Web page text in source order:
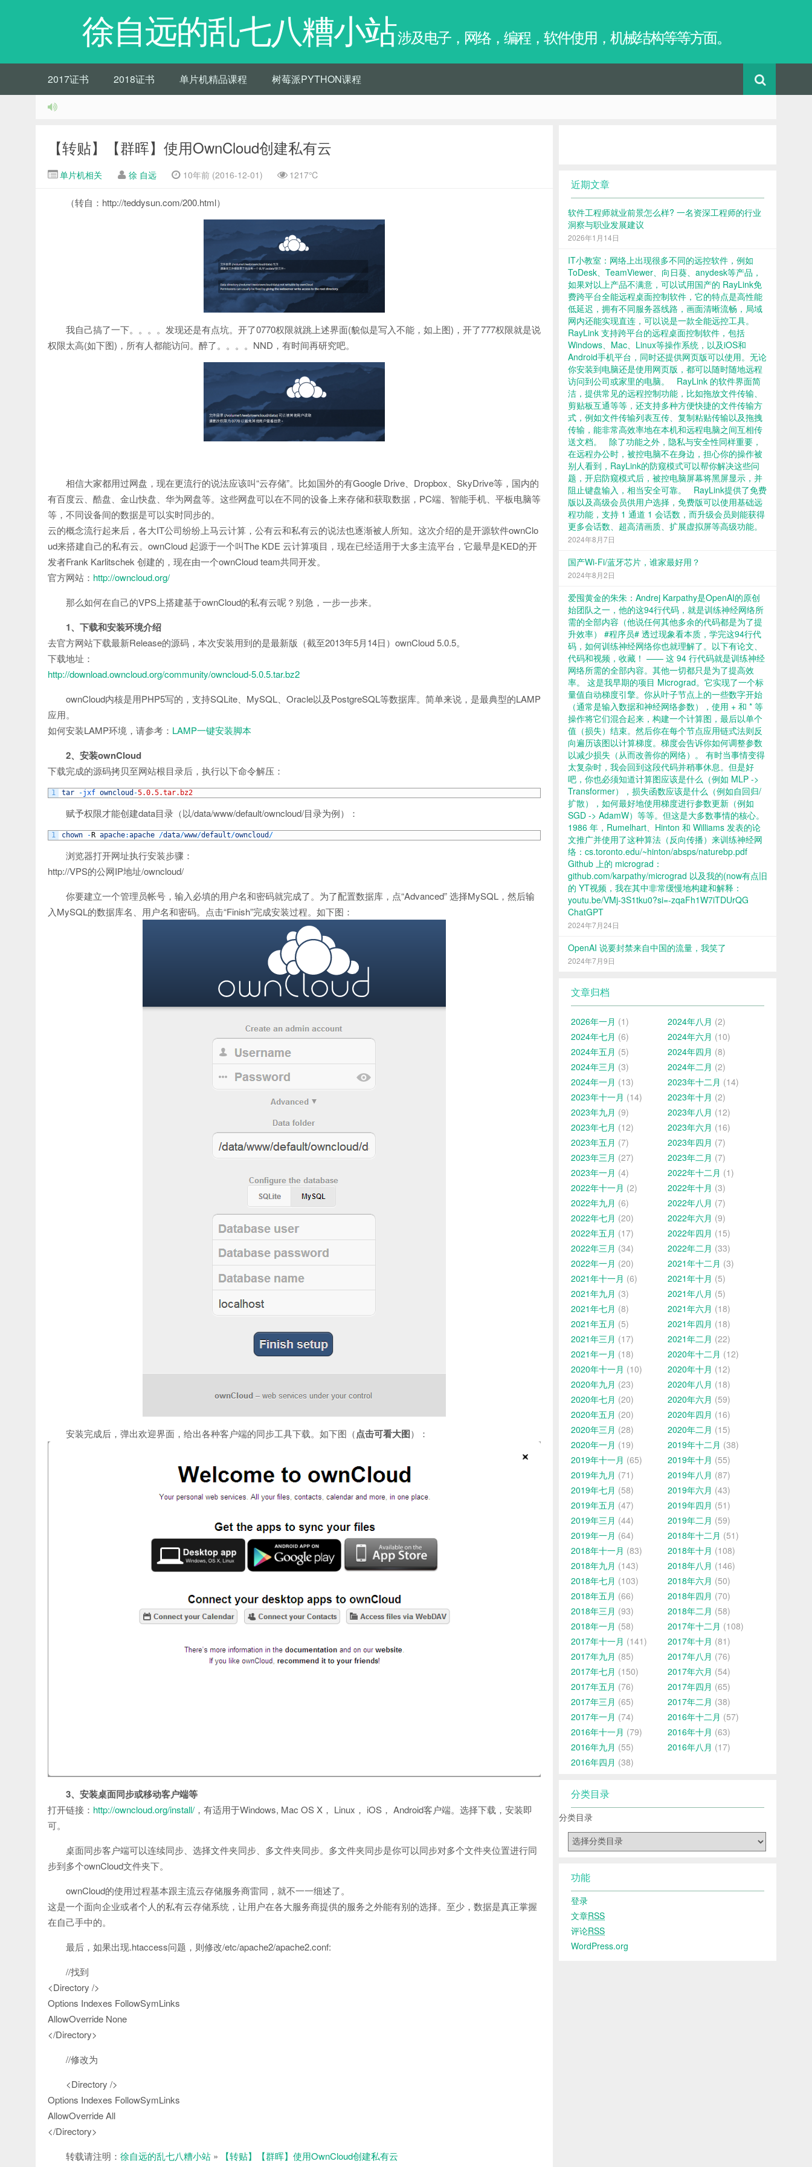
徐自远的乱七八糟小站涉及电子，网络，编程，软件使用，机械结构等等方面。
2017证书 2018证书 单片机精品课程 树莓派PYTHON课程
【转贴】【群晖】使用OwnCloud创建私有云
单片机相关 徐 自远 10年前 (2016-12-01) 1217℃
（转自：http://teddysun.com/200.html）
我自己搞了一下。。。。发现还是有点坑。开了0770权限就跳上述界面(貌似是写入不能，如上图)，开了777权限就是说
权限太高(如下图)，所有人都能访问。醉了。。。。NND，有时间再研究吧。
相信大家都用过网盘，现在更流行的说法应该叫“云存储”。比如国外的有Google Drive、Dropbox、SkyDrive等，国内的
有百度云、酷盘、金山快盘、华为网盘等。这些网盘可以在不同的设备上来存储和获取数据，PC端、智能手机、平板电脑等
等，不同设备间的数据是可以实时同步的。
云的概念流行起来后，各大IT公司纷纷上马云计算，公有云和私有云的说法也逐渐被人所知。这次介绍的是开源软件ownClo
ud来搭建自己的私有云。ownCloud 起源于一个叫The KDE 云计算项目，现在已经适用于大多主流平台，它最早是KED的开
发者Frank Karlitschek 创建的，现在由一个ownCloud team共同开发。
官方网站： http://owncloud.org/
那么如何在自己的VPS上搭建基于ownCloud的私有云呢？别急，一步一步来。
1、下载和安装环境介绍
去官方网站下载最新Release的源码，本次安装用到的是最新版（截至2013年5月14日）ownCloud 5.0.5。
下载地址：
http://download.owncloud.org/community/owncloud-5.0.5.tar.bz2
ownCloud内核是用PHP5写的，支持SQLite、MySQL、Oracle以及PostgreSQL等数据库。简单来说，是最典型的LAMP
应用。
如何安装LAMP环境，请参考： LAMP一键安装脚本
2、安装ownCloud
下载完成的源码拷贝至网站根目录后，执行以下命令解压：
1 tar -jxf owncloud -5.0.5.tar.bz2
赋予权限才能创建data目录（以/data/www/default/owncloud/目录为例）：
1 chown - R apache:apache /data/www/default/owncloud /
浏览器打开网址执行安装步骤：
http://VPS的公网IP地址/owncloud/
你要建立一个管理员帐号，输入必填的用户名和密码就完成了。为了配置数据库，点“Advanced” 选择MySQL，然后输
入MySQL的数据库名、用户名和密码。点击“Finish”完成安装过程。如下图：
安装完成后，弹出欢迎界面，给出各种客户端的同步工具下载。如下图（点击可看大图）：
3、安装桌面同步或移动客户端等
打开链接： http://owncloud.org/install/，有适用于Windows, Mac OS X， Linux， iOS， Android客户端。选择下载，安装即
可。
桌面同步客户端可以连续同步、选择文件夹同步、多文件夹同步。多文件夹同步是你可以同步对多个文件夹位置进行同
步到多个ownCloud文件夹下。
ownCloud的使用过程基本跟主流云存储服务商雷同，就不一一细述了。
这是一个面向企业或者个人的私有云存储系统，让用户在各大服务商提供的服务之外能有别的选择。至少，数据是真正掌握
在自己手中的。
最后，如果出现.htaccess问题，则修改/etc/apache2/apache2.conf:
//找到
<Directory />
Options Indexes FollowSymLinks
AllowOverride None
</Directory>
//修改为
<Directory />
Options Indexes FollowSymLinks
AllowOverride All
</Directory>
转载请注明： 徐自远的乱七八糟小站 » 【转贴】【群晖】使用OwnCloud创建私有云
近期文章
软件工程师就业前景怎么样? 一名资深工程师的行业
洞察与职业发展建议
2026年1月14日
IT小教室：网络上出现很多不同的远控软件，例如
ToDesk、TeamViewer、向日葵、anydesk等产品，
如果对以上产品不满意，可以试用国产的 RayLink免
费跨平台全能远程桌面控制软件，它的特点是高性能
低延迟，拥有不同服务器线路，画面清晰流畅，局域
网内还能实现直连，可以说是一款全能远控工具。
RayLink 支持跨平台的远程桌面控制软件，包括
Windows、Mac、Linux等操作系统，以及iOS和
Android手机平台，同时还提供网页版可以使用。无论
你安装到电脑还是使用网页版，都可以随时随地远程
访问到公司或家里的电脑。 RayLink 的软件界面简
洁，提供常见的远程控制功能，比如拖放文件传输、
剪贴板互通等等，还支持多种方便快捷的文件传输方
式，例如文件传输列表互传、复制粘贴传输以及拖拽
传输，能非常高效率地在本机和远程电脑之间互相传
送文档。 除了功能之外，隐私与安全性同样重要，
在远程办公时，被控电脑不在身边，担心你的操作被
别人看到，RayLink的防窥模式可以帮你解决这些问
题，开启防窥模式后，被控电脑屏幕将黑屏显示，并
阻止键盘输入，相当安全可靠。 RayLink提供了免费
版以及高级会员供用户选择，免费版可以使用基础远
程功能，支持 1 通道 1 会话数，而升级会员则能获得
更多会话数、超高清画质、扩展虚拟屏等高级功能。
2024年8月7日
国产Wi-Fi/蓝牙芯片，谁家最好用？
2024年8月2日
爱囤黄金的朱朱：Andrej Karpathy是OpenAI的原创
始团队之一，他的这94行代码，就是训练神经网络所
需的全部内容（他说任何其他多余的代码都是为了提
升效率） #程序员# 透过现象看本质，学完这94行代
码，如何训练神经网络你也就理解了。以下有论文、
代码和视频，收藏！ —— 这 94 行代码就是训练神经
网络所需的全部内容。其他一切都只是为了提高效
率。 这是我早期的项目 Micrograd。它实现了一个标
量值自动梯度引擎。你从叶子节点上的一些数字开始
（通常是输入数据和神经网络参数），使用 + 和 * 等
操作将它们混合起来，构建一个计算图，最后以单个
值（损失）结束。然后你在每个节点应用链式法则反
向遍历该图以计算梯度。梯度会告诉你如何调整参数
以减少损失（从而改善你的网络）。 有时当事情变得
太复杂时，我会回到这段代码并稍事休息。但是好
吧，你也必须知道计算图应该是什么（例如 MLP ->
Transformer），损失函数应该是什么（例如自回归/
扩散），如何最好地使用梯度进行参数更新（例如
SGD -> AdamW）等等。但这是大多数事情的核心。
1986 年，Rumelhart、Hinton 和 Williams 发表的论
文推广并使用了这种算法（反向传播）来训练神经网
络：cs.toronto.edu/~hinton/absps/naturebp.pdf
Github 上的 micrograd：
github.com/karpathy/micrograd 以及我的(now有点旧
的 YT视频，我在其中非常缓慢地构建和解释：
youtu.be/VMj-3S1tku0?si=-zqaFh1W7iTDUrQG
ChatGPT
2024年7月24日
OpenAI 说要封禁来自中国的流量，我笑了
2024年7月9日
文章归档
2026年一月 (1) 2024年八月 (2)
2024年七月 (6) 2024年六月 (10)
2024年五月 (5) 2024年四月 (8)
2024年三月 (3) 2024年二月 (2)
2024年一月 (13) 2023年十二月 (14)
2023年十一月 (14) 2023年十月 (2)
2023年九月 (9) 2023年八月 (12)
2023年七月 (12) 2023年六月 (16)
2023年五月 (7) 2023年四月 (7)
2023年三月 (27) 2023年二月 (7)
2023年一月 (4) 2022年十二月 (1)
2022年十一月 (2) 2022年十月 (3)
2022年九月 (6) 2022年八月 (7)
2022年七月 (20) 2022年六月 (9)
2022年五月 (17) 2022年四月 (15)
2022年三月 (34) 2022年二月 (33)
2022年一月 (20) 2021年十二月 (3)
2021年十一月 (6) 2021年十月 (5)
2021年九月 (3) 2021年八月 (5)
2021年七月 (8) 2021年六月 (18)
2021年五月 (5) 2021年四月 (18)
2021年三月 (17) 2021年二月 (22)
2021年一月 (18) 2020年十二月 (12)
2020年十一月 (10) 2020年十月 (12)
2020年九月 (23) 2020年八月 (18)
2020年七月 (20) 2020年六月 (59)
2020年五月 (20) 2020年四月 (16)
2020年三月 (28) 2020年二月 (15)
2020年一月 (19) 2019年十二月 (38)
2019年十一月 (65) 2019年十月 (55)
2019年九月 (71) 2019年八月 (87)
2019年七月 (58) 2019年六月 (43)
2019年五月 (47) 2019年四月 (51)
2019年三月 (44) 2019年二月 (59)
2019年一月 (64) 2018年十二月 (51)
2018年十一月 (83) 2018年十月 (108)
2018年九月 (143) 2018年八月 (146)
2018年七月 (103) 2018年六月 (50)
2018年五月 (66) 2018年四月 (70)
2018年三月 (93) 2018年二月 (58)
2018年一月 (58) 2017年十二月 (108)
2017年十一月 (141) 2017年十月 (81)
2017年九月 (85) 2017年八月 (76)
2017年七月 (150) 2017年六月 (54)
2017年五月 (76) 2017年四月 (65)
2017年三月 (65) 2017年二月 (38)
2017年一月 (74) 2016年十二月 (57)
2016年十一月 (79) 2016年十月 (63)
2016年九月 (55) 2016年八月 (17)
2016年四月 (38)
分类目录
分类目录
功能
登录
文章RSS
评论RSS
WordPress.org